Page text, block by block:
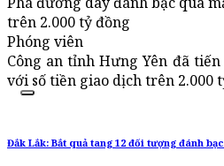
trên 2.000 tỷ đồng
Phóng viên
Công an tỉnh Hưng Yên đã
với số tiền giao dịch trên 2.000
Đắk Lắk: Bắt quả tang 12 đối tượng đánh